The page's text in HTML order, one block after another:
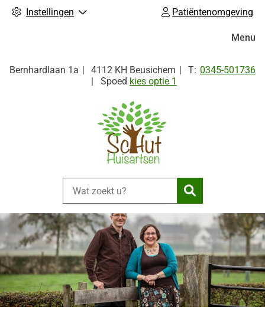
Instellingen Patiëntenomgeving
Bernhardlaan 1a 4112 KH Beusichem Tel:
0345-501736
Spoed kies optie 1
Zoeken
Menu